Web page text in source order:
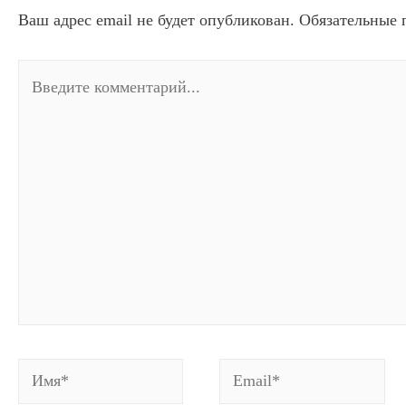
Ваш адрес email не будет опубликован.
Имя* Email*